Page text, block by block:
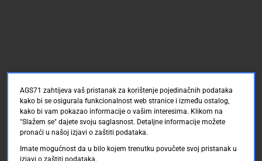
AGS71 zahtijeva vaš pristanak za korištenje pojedinačnih podataka
kako bi se osigurala funkcionalnost web stranice i između ostalog,
kako bi vam pokazao informacije o vašim interesima. Klikom na
"Slažem se" dajete svoju saglasnost. Detaljne informacije možete
pronaći u našoj izjavi o zaštiti podataka.
Imate mogućnost da u bilo kojem trenutku povučete svoj pristanak u
izjavi o zaštiti podataka.